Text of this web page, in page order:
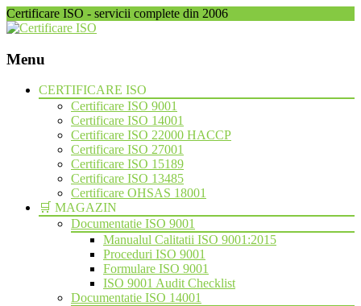
Certificare ISO - servicii complete din 2006
Menu
Skip
CERTIFICARE ISO
Certificare ISO 9001
Certificare ISO 14001
Certificare ISO 22000 HACCP
Certificare ISO 27001
Certificare ISO 15189
Certificare ISO 13485
Certificare OHSAS 18001
🛒 MAGAZIN
Documentatie ISO 9001
Manualul Calitatii ISO 9001:2015
Proceduri ISO 9001
Formulare ISO 9001
ISO 9001 Audit Checklist
Documentatie ISO 14001